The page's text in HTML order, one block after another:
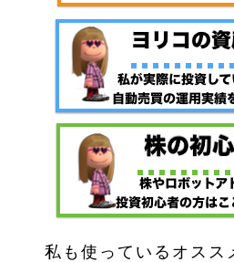
私も使っているオスス